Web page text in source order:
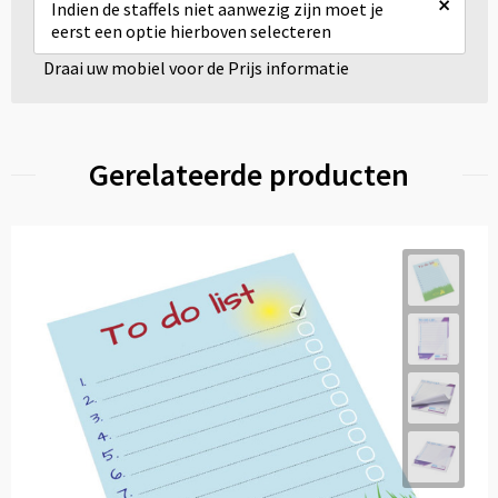
Indien de staffels niet aanwezig zijn moet je
eerst een optie hierboven selecteren
Draai uw mobiel voor de Prijs informatie
Gerelateerde producten